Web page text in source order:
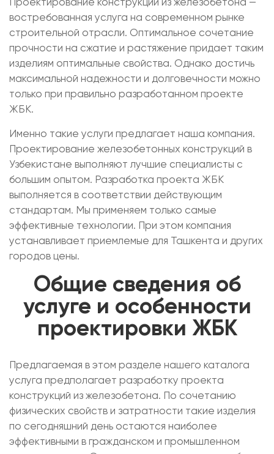
востребованная услуга на современном рынке
строительной отрасли. Оптимальное сочетание
прочности на сжатие и растяжение придает таким
изделиям оптимальные свойства. Однако достичь
максимальной надежности и долговечности можно
только при правильно разработанном проекте
ЖБК.
Именно такие услуги предлагает наша компания.
Проектирование железобетонных конструкций в
Узбекистане выполняют лучшие специалисты с
большим опытом. Разработка проекта ЖБК
выполняется в соответствии действующим
стандартам. Мы применяем только самые
эффективные технологии. При этом компания
устанавливает приемлемые для Ташкента и других
городов цены.
Общие сведения об
услуге и особенности
проектировки ЖБК
Предлагаемая в этом разделе нашего каталога
услуга предполагает разработку проекта
конструкций из железобетона. По сочетанию
физических свойств и затратности такие изделия
по сегодняшний день остаются наиболее
эффективными в гражданском и промышленном